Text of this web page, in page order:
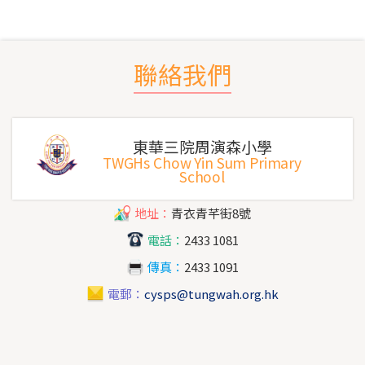
聯絡我們
東華三院周演森小學
TWGHs Chow Yin Sum Primary
School
地址： 青衣青芊街8號
電話： 2433 1081
傳真： 2433 1091
電郵： cysps@tungwah.org.hk